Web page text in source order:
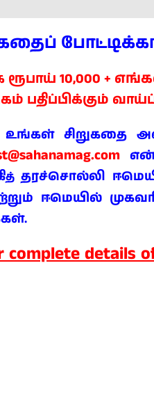
10,000 +
பதிப்பிக்கும்
சிறுகதை
த்தரச்சொல்லி
ஈமெயில் முகவரி
complete details